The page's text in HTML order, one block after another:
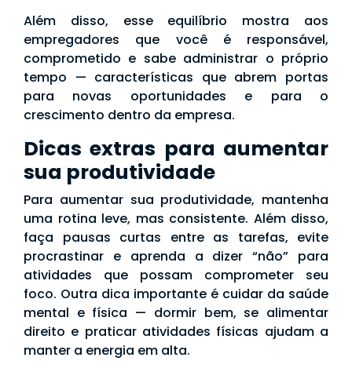
Além disso, esse equilíbrio mostra aos
empregadores que você é responsável,
comprometido e sabe administrar o próprio
tempo — características que abrem portas
para novas oportunidades e para o
crescimento dentro da empresa.
Dicas extras para aumentar
sua produtividade
Para aumentar sua produtividade, mantenha
uma rotina leve, mas consistente. Além disso,
faça pausas curtas entre as tarefas, evite
procrastinar e aprenda a dizer “não” para
atividades que possam comprometer seu
foco. Outra dica importante é cuidar da saúde
mental e física — dormir bem, se alimentar
direito e praticar atividades físicas ajudam a
manter a energia em alta.